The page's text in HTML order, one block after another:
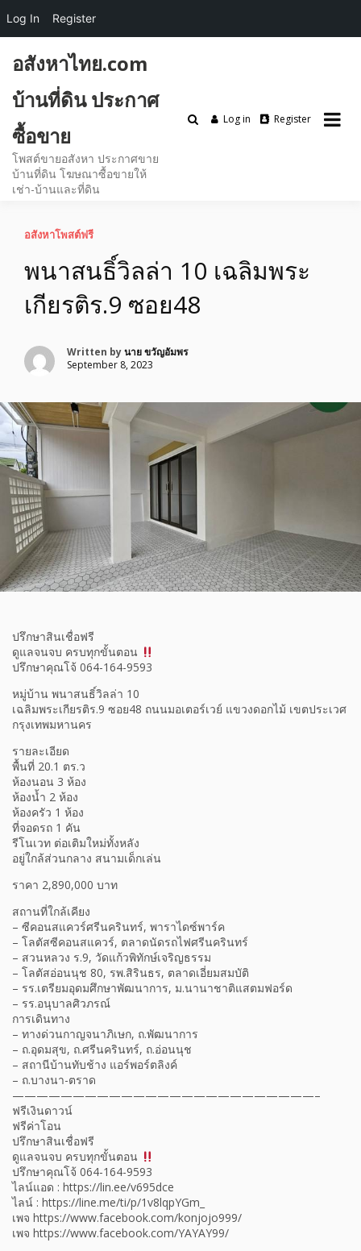
content
อสังหาไทย.com
บ้านที่ดิน ประกาศ
ซื้อขาย
โพสต์ขายอสังหา ประกาศขาย
บ้านที่ดิน โฆษณาซื้อขายให้
เช่า-บ้านและที่ดิน
Log in Register
อสังหาโพสต์ฟรี
พนาสนธิ์วิลล่า 10 เฉลิมพระ
เกียรติร.9 ซอย48
Written byนาย ขวัญอัมพร
September 8, 2023
ปรึกษาสินเชื่อฟรี
ดูแลจนจบ ครบทุกขั้นตอน
ปรึกษาคุณโจ้ 064-164-9593
หมู่บ้าน พนาสนธิ์วิลล่า 10
เฉลิมพระเกียรติร.9 ซอย48 ถนนมอเตอร์เวย์ แขวงดอกไม้ เขตประเวศ
กรุงเทพมหานคร
รายละเอียด
พื้นที่ 20.1 ตร.ว
ห้องนอน 3 ห้อง
ห้องน้ำ 2 ห้อง
ห้องครัว 1 ห้อง
ที่จอดรถ 1 คัน
รีโนเวท ต่อเติมใหม่ทั้งหลัง
อยู่ใกล้ส่วนกลาง สนามเด็กเล่น
ราคา 2,890,000 บาท
สถานที่ใกล้เคียง
– ซีคอนสแควร์ศรีนครินทร์, พาราไดซ์พาร์ค
– โลตัสซีคอนสแควร์, ตลาดนัดรถไฟศรีนครินทร์
– สวนหลวง ร.9, วัดแก้วพิทักษ์เจริญธรรม
– โลตัสอ่อนนุช 80, รพ.สิรินธร, ตลาดเอี่ยมสมบัติ
– รร.เตรียมอุดมศึกษาพัฒนาการ, ม.นานาชาติแสตมฟอร์ด
– รร.อนุบาลศิวภรณ์
การเดินทาง
– ทางด่วนกาญจนาภิเษก, ถ.พัฒนาการ
– ถ.อุดมสุข, ถ.ศรีนครินทร์, ถ.อ่อนนุช
– สถานีบ้านทับช้าง แอร์พอร์ตลิงค์
– ถ.บางนา-ตราด
—————————————————————————–
ฟรีเงินดาวน์
ฟรีค่าโอน
ปรึกษาสินเชื่อฟรี
ดูแลจนจบ ครบทุกขั้นตอน
ปรึกษาคุณโจ้ 064-164-9593
ไลน์แอด : https://lin.ee/v695dce
ไลน์ : https://line.me/ti/p/1v8lqpYGm_
เพจ https://www.facebook.com/konjojo999/
เพจ https://www.facebook.com/YAYAY99/
Log In Register